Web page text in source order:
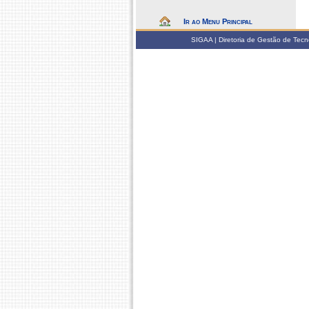
Ir ao Menu Principal
SIGAA | Diretoria de Gestão de